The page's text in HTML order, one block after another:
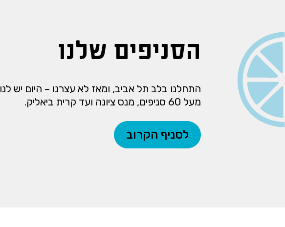
הסניפים שלנו
התחלנו בלב תל אביב, ומאז לא עצרנו – היום יש לנו
מעל 60 סניפים, מנס ציונה ועד קרית ביאליק.
לסניף הקרוב